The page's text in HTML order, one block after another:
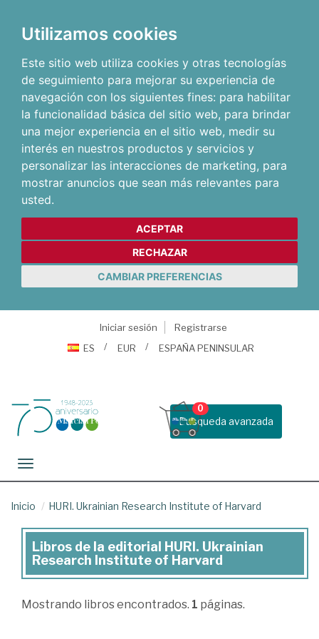
Utilizamos cookies
Este sitio web utiliza cookies y otras tecnologías
de seguimiento para mejorar su experiencia de
navegación con los siguientes fines: para habilitar
la funcionalidad básica del sitio web, para brindar
una mejor experiencia en el sitio web, medir su
interés en nuestros productos y servicios y
personalizar las interacciones de marketing, para
mostrar anuncios que sean más relevantes para
usted.
ACEPTAR
RECHAZAR
CAMBIAR PREFERENCIAS
Iniciar sesión
Registrarse
ES
EUR ESPAÑA PENINSULAR
Busqueda avanzada
0
Toggle navigation
Inicio HURI. Ukrainian Research Institute of Harvard
Libros
de
la
Libros de la editorial HURI. Ukrainian
Research Institute of Harvard
Mostrando libros encontrados. 1 páginas.